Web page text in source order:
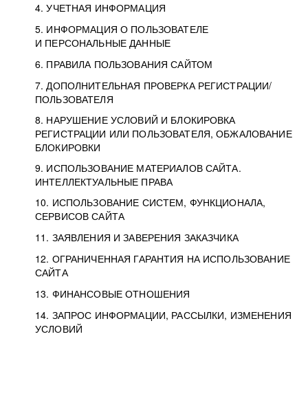
4. УЧЕТНАЯ ИНФОРМАЦИЯ
5. ИНФОРМАЦИЯ О ПОЛЬЗОВАТЕЛЕ
И ПЕРСОНАЛЬНЫЕ ДАННЫЕ
6. ПРАВИЛА ПОЛЬЗОВАНИЯ САЙТОМ
7. ДОПОЛНИТЕЛЬНАЯ ПРОВЕРКА РЕГИСТРАЦИИ/
ПОЛЬЗОВАТЕЛЯ
8. НАРУШЕНИЕ УСЛОВИЙ И БЛОКИРОВКА
РЕГИСТРАЦИИ ИЛИ ПОЛЬЗОВАТЕЛЯ, ОБЖАЛОВАНИЕ
БЛОКИРОВКИ
9. ИСПОЛЬЗОВАНИЕ МАТЕРИАЛОВ САЙТА.
ИНТЕЛЛЕКТУАЛЬНЫЕ ПРАВА
10. ИСПОЛЬЗОВАНИЕ СИСТЕМ, ФУНКЦИОНАЛА,
СЕРВИСОВ САЙТА
11. ЗАЯВЛЕНИЯ И ЗАВЕРЕНИЯ ЗАКАЗЧИКА
12. ОГРАНИЧЕННАЯ ГАРАНТИЯ НА ИСПОЛЬЗОВАНИЕ
САЙТА
13. ФИНАНСОВЫЕ ОТНОШЕНИЯ
14. ЗАПРОС ИНФОРМАЦИИ, РАССЫЛКИ, ИЗМЕНЕНИЯ
УСЛОВИЙ